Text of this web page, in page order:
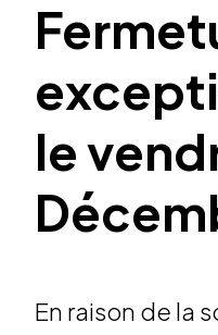
le
En raison de la